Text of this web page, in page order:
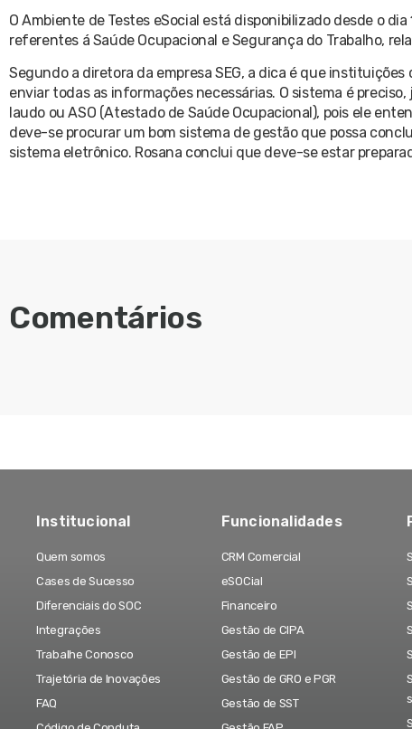
O Ambiente de Testes eSocial está disponibilizado desde o
referentes á Saúde Ocupacional e Segurança do Trabalho,
Segundo a diretora da empresa SEG, a dica é que
enviar todas as informações necessárias. O sistema é
laudo ou ASO (Atestado de Saúde Ocupacional), pois ele
deve-se procurar um bom sistema de gestão que possa
sistema eletrônico. Rosana conclui que deve-se estar
Comentários
Institucional
Quem somos
Cases de Sucesso
Diferenciais do SOC
Integrações
Trabalhe Conosco
Trajetória de Inovações
FAQ
Funcionalidades
CRM Comercial
eSOCial
Financeiro
Gestão de CIPA
Gestão de EPI
Gestão de GRO e PGR
Gestão de SST